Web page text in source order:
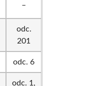
odc.
201
odc. 6
odc. 1,